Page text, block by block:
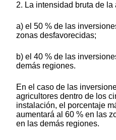
2. La intensidad bruta de
a) el 50 % de las
zonas desfavorecidas;
b) el 40 % de las
demás regiones.
En el caso de las
agricultores dentro de los
instalación, el porcentaje
aumentará al 60 % en las
en las demás regiones.